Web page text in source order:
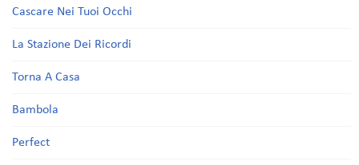
Cascare Nei Tuoi Occhi
La Stazione Dei Ricordi
Torna A Casa
Bambola
Perfect